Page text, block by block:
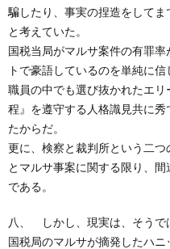
騙したり、事実の捏造をして
と考えていた。
国税当局がマルサ案件の有罪
トで豪語しているのを単純に信
職員の中でも選び抜かれたエ
程』を遵守する人格識見共に
たからだ。
更に、検察と裁判所という二
とマルサ事案に関する限り、
である。
八、 しかし、現実は、そうで
国税局のマルサが摘発したハ